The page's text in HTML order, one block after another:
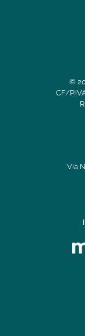
©
CF/
Via